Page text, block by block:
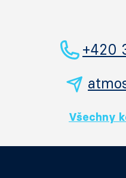
+420
Všechny